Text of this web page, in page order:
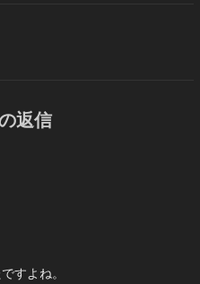
返信
すよね。